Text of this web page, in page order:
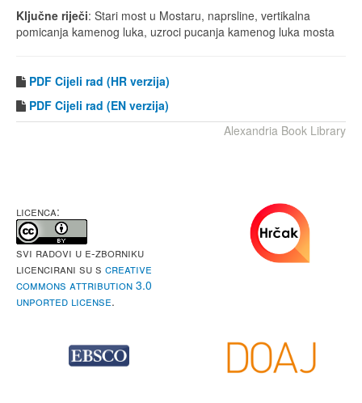
Ključne riječi: Stari most u Mostaru, naprsline, vertikalna
pomicanja kamenog luka, uzroci pucanja kamenog luka mosta
PDF Cijeli rad (HR verzija)
PDF Cijeli rad (EN verzija)
Alexandria Book Library
LICENCA:
Svi radovi u e-Zborniku
licencirani su s Creative
Commons Attribution 3.0
Unported License.